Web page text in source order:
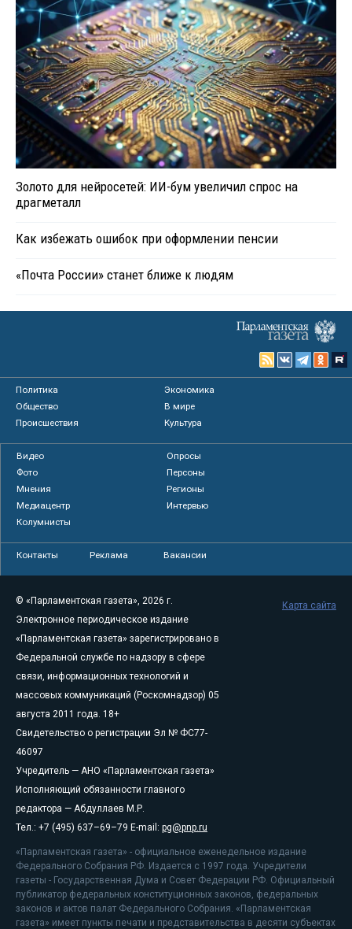
Золото для нейросетей: ИИ-бум увеличил спрос на
драгметалл
Как избежать ошибок при оформлении пенсии
«Почта России» станет ближе к людям
Политика
Экономика
Общество
В мире
Происшествия
Культура
Видео
Опросы
Фото
Персоны
Мнения
Регионы
Медиацентр
Интервью
Колумнисты
Контакты Реклама Вакансии
© «Парламентская газета», 2026 г.
Электронное периодическое издание
«Парламентская газета» зарегистрировано в
Федеральной службе по надзору в сфере
связи, информационных технологий и
массовых коммуникаций (Роскомнадзор) 05
августа 2011 года. 18+
Свидетельство о регистрации Эл № ФС77-
46097
Учредитель — АНО «Парламентская газета»
Исполняющий обязанности главного
редактора — Абдуллаев М.Р.
Тел.: +7 (495) 637–69–79 E-mail: pg@pnp.ru
«Парламентская газета» - официальное еженедельное издание
Федерального Собрания РФ. Издается с 1997 года. Учредители
газеты - Государственная Дума и Совет Федерации РФ. Официальный
публикатор федеральных конституционных законов, федеральных
законов и актов палат Федерального Собрания. «Парламентская
газета» имеет пункты печати и представительства в десяти субъектах
Карта сайта